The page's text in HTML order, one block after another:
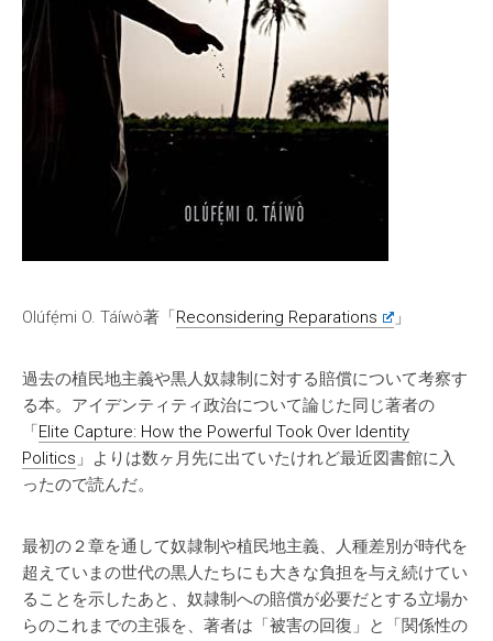
Olúfẹ́mi O. Táíwò著「Reconsidering Reparations 」
過去の植民地主義や黒人奴隷制に対する賠償について考察す
る本。アイデンティティ政治について論じた同じ著者の
「Elite Capture: How the Powerful Took Over Identity
Politics 」よりは数ヶ月先に出ていたけれど最近図書館に入
ったので読んだ。
最初の２章を通して奴隷制や植民地主義、人種差別が時代を
超えていまの世代の黒人たちにも大きな負担を与え続けてい
ることを示したあと、奴隷制への賠償が必要だとする立場か
らのこれまでの主張を、著者は「被害の回復」と「関係性の